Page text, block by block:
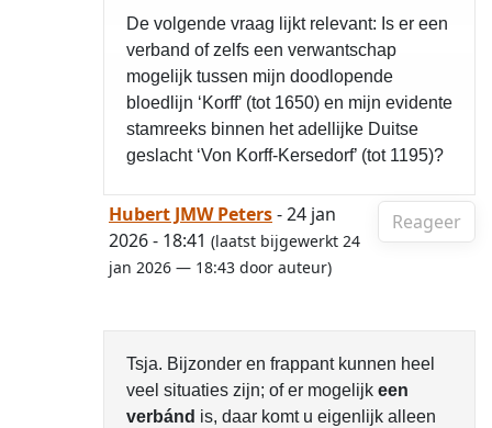
De volgende vraag lijkt relevant: Is er een
verband of zelfs een verwantschap
mogelijk tussen mijn doodlopende
bloedlijn ‘Korff’ (tot 1650) en mijn evidente
stamreeks binnen het adellijke Duitse
geslacht ‘Von Korff-Kersedorf’ (tot 1195)?
Reageer
Hubert JMW Peters- 24 jan
2026 - 18:41 (laatst bijgewerkt 24
jan 2026 — 18:43 door auteur)
Tsja. Bijzonder en frappant kunnen heel
veel situaties zijn; of er mogelijk een
verbánd is, daar komt u eigenlijk alleen